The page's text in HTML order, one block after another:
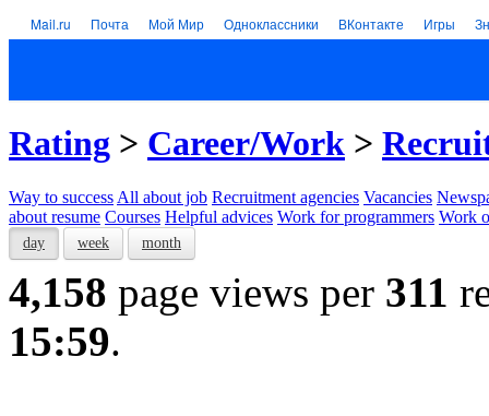
Mail.ru Почта Мой Мир Одноклассники ВКонтакте Игры
Rating > Career/Work >
Way to success All about job Recruitment agencies Vacancies
about resume Courses Helpful advices Work for programmers Work
day week month
4,158 page views per 311
15:59.